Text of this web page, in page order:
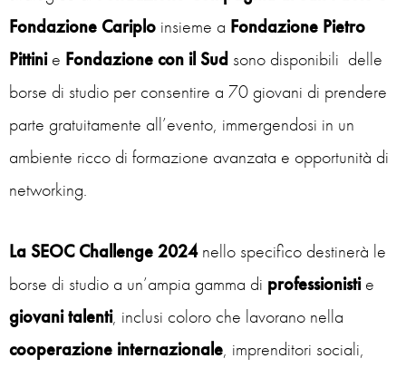
Fondazione Cariplo insieme a Fondazione Pietro
Pittinie Fondazione con il Sud sono disponibili delle
borse di studio per consentire a 70 giovani di prendere
parte gratuitamente all’evento, immergendosi in un
ambiente ricco di formazione avanzata e opportunità di
networking.
La SEOC Challenge 2024nello specifico destinerà le
borse di studio a un’ampia gamma di professionistie
giovanitalenti, inclusi coloro che lavorano nella
cooperazione internazionale, imprenditori sociali,